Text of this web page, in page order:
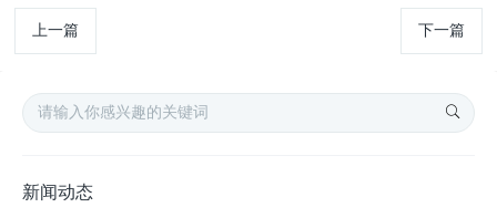
上一篇 下一篇
新闻动态